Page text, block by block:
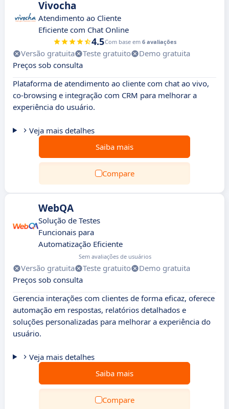
Vivocha
Atendimento ao Cliente
Eficiente com Chat Online
4.5Com base em 6 avaliações
Versão gratuita Teste gratuito
Demo gratuita
Preços sob consulta
Plataforma de atendimento ao cliente com chat ao vivo,
co-browsing e integração com CRM para melhorar a
experiência do usuário.
Veja mais detalhes
Saiba mais
Compare
WebQA
Solução de Testes
Funcionais para
Automatização Eficiente
Sem avaliações de usuários
Versão gratuita Teste gratuito
Demo gratuita
Preços sob consulta
Gerencia interações com clientes de forma eficaz, oferece
automação em respostas, relatórios detalhados e
soluções personalizadas para melhorar a experiência do
usuário.
Veja mais detalhes
Saiba mais
Compare